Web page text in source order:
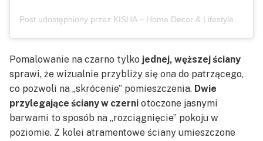
Pomalowanie na czarno tylko jednej, węższej ściany
sprawi, że wizualnie przybliży się ona do patrzącego,
co pozwoli na „skrócenie” pomieszczenia. Dwie
przylegające ściany w czerni otoczone jasnymi
barwami to sposób na „rozciągnięcie” pokoju w
poziomie. Z kolei atramentowe ściany umieszczone